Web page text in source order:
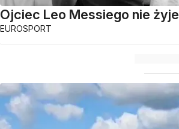
Ojciec Leo Messiego nie żyje
EUROSPORT